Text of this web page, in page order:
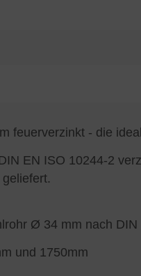
feuerverzinkt - die
EN ISO 10244-2
Ø 34 mm nach DIN
und 1750mm